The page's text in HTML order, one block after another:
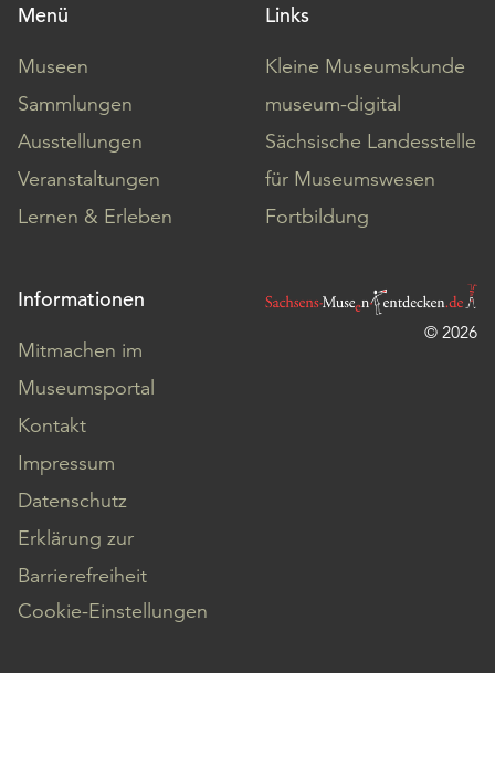
Menü
Museen
Sammlungen
Ausstellungen
Veranstaltungen
Lernen & Erleben
Links
Kleine Museumskunde
museum-digital
Sächsische Landesstelle
für Museumswesen
Fortbildung
Informationen
Mitmachen im
Museumsportal
Kontakt
Impressum
Datenschutz
Erklärung zur
Barrierefreiheit
Cookie-Einstellungen
© 2026